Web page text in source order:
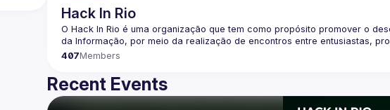
Hack In Rio
O Hack In Rio é uma organização que tem como propósito promover o
407Members
Recent Events